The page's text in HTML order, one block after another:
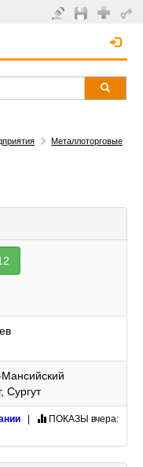
Металлоторговые
Сургут
ПОКАЗЫ вчера: